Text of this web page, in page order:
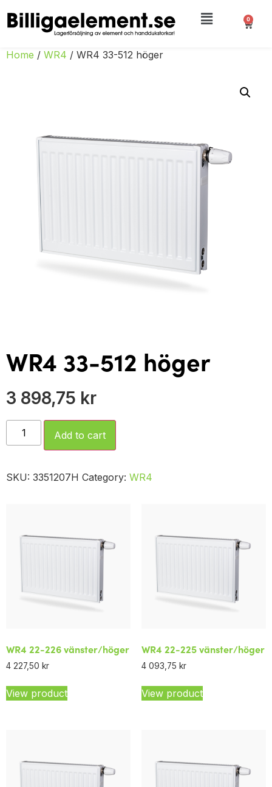
0
Home / WR4 / WR4 33-512 höger
WR4 33-512 höger
3 898,75 kr
Add to cart
SKU: 3351207H Category: WR4
WR4 22-226 vänster/höger
4 227,50 kr
View product
WR4 22-225 vänster/höger
4 093,75 kr
View product